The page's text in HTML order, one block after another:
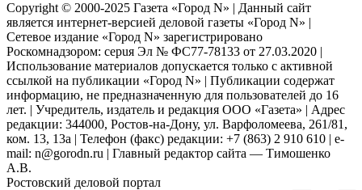
Copyright © 2000-2025 Газета «Город N» | Данный сайт
является интернет-версией деловой газеты «Город N» |
Сетевое издание «Город N» зарегистрировано
Роскомнадзором: серuя Эл № ФС77-78133 от 27.03.2020 |
Использование материалов допускается только с активной
ссылкой на публикации «Город N» | Публикации содержат
информацию, не предназначенную для пользователей до 16
лет. | Учредитель, издатель и редакция ООО «Газета» | Адрес
редакции: 344000, Ростов-на-Дону, ул. Варфоломеева, 261/81,
ком. 13, 13а | Телефон (факс) редакции: +7 (863) 2 910 610 | e-
mail: n@gorodn.ru | Главный редактор сайта — Тимошенко
А.В.
Ростовский деловой портал